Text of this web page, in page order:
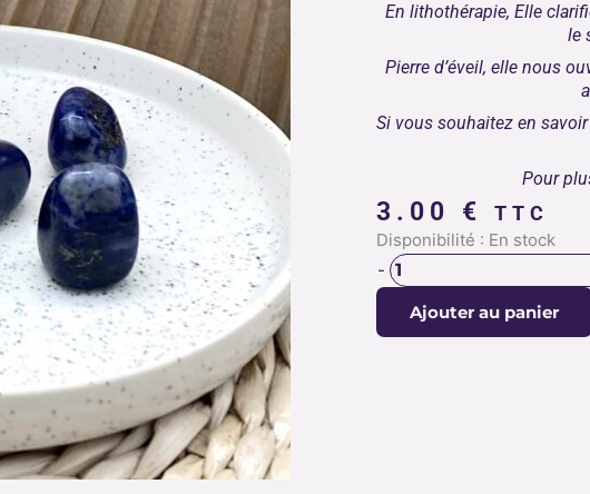
En lithothérapie, Elle
le
Pierre d’éveil, elle nous
Si vous souhaitez en
Pour
3.00 € TTC
Disponibilité : En stock
-
quantité
de
SODALITE
Ajouter au panier